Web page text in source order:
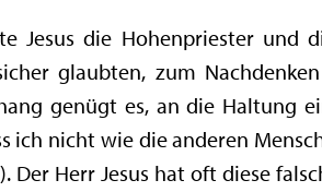
Jesus die Hohenpriester und
glaubten, zum
genügt es, an die Haltung
ich nicht wie die anderen
Der Herr Jesus hat oft diese